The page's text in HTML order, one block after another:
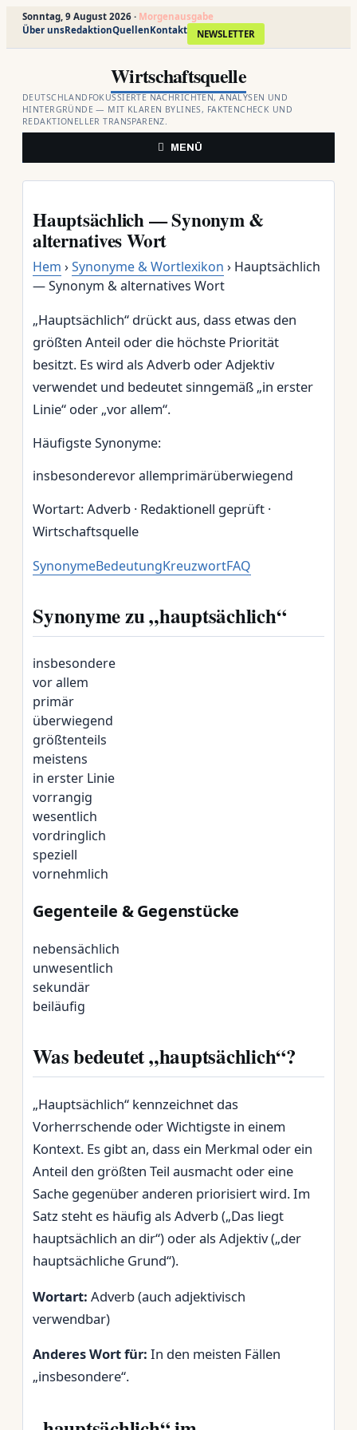
Sonntag, 9 August 2026 · Morgenausgabe
Über unsRedaktionQuellenKontakt NEWSLETTER
springen
Wirtschaftsquelle
DEUTSCHLANDFOKUSSIERTE NACHRICHTEN, ANALYSEN UND
HINTERGRÜNDE — MIT KLAREN BYLINES, FAKTENCHECK UND
REDAKTIONELLER TRANSPARENZ.
MENÜ
Hauptsächlich — Synonym &
alternatives Wort
Hem ›Synonyme & Wortlexikon › Hauptsächlich
— Synonym & alternatives Wort
„Hauptsächlich“ drückt aus, dass etwas den
größten Anteil oder die höchste Priorität
besitzt. Es wird als Adverb oder Adjektiv
verwendet und bedeutet sinngemäß „in erster
Linie“ oder „vor allem“.
Häufigste Synonyme:
insbesonderevor allemprimärüberwiegend
Wortart: Adverb · Redaktionell geprüft ·
Wirtschaftsquelle
SynonymeBedeutungKreuzwortFAQ
Synonyme zu „hauptsächlich“
insbesondere
vor allem
primär
überwiegend
größtenteils
meistens
in erster Linie
vorrangig
wesentlich
vordringlich
speziell
vornehmlich
Gegenteile & Gegenstücke
nebensächlich
unwesentlich
sekundär
beiläufig
Was bedeutet „hauptsächlich“?
„Hauptsächlich“ kennzeichnet das
Vorherrschende oder Wichtigste in einem
Kontext. Es gibt an, dass ein Merkmal oder ein
Anteil den größten Teil ausmacht oder eine
Sache gegenüber anderen priorisiert wird. Im
Satz steht es häufig als Adverb („Das liegt
hauptsächlich an dir“) oder als Adjektiv („der
hauptsächliche Grund“).
Wortart: Adverb (auch adjektivisch
verwendbar)
Anderes Wort für: In den meisten Fällen
„insbesondere“.